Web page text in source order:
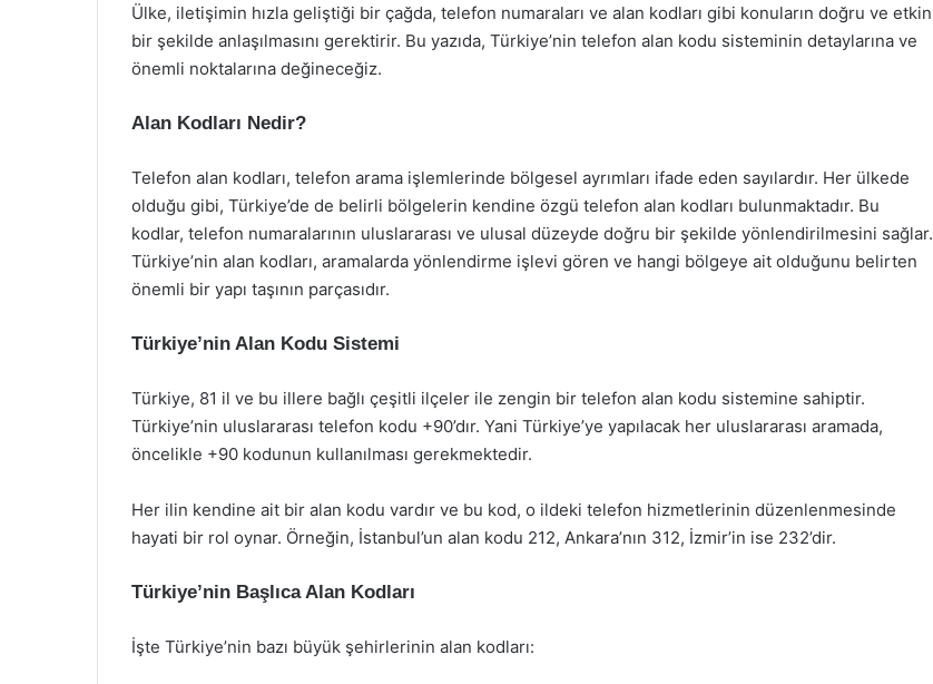
Ülke, iletişimin hızla geliştiği bir çağda, telefon numaraları ve alan kodları gibi konuların doğru ve etkin
bir şekilde anlaşılmasını gerektirir. Bu yazıda, Türkiye’nin telefon alan kodu sisteminin detaylarına ve
önemli noktalarına değineceğiz.
Alan Kodları Nedir?
Telefon alan kodları, telefon arama işlemlerinde bölgesel ayrımları ifade eden sayılardır. Her ülkede
olduğu gibi, Türkiye’de de belirli bölgelerin kendine özgü telefon alan kodları bulunmaktadır. Bu
kodlar, telefon numaralarının uluslararası ve ulusal düzeyde doğru bir şekilde yönlendirilmesini sağlar.
Türkiye’nin alan kodları, aramalarda yönlendirme işlevi gören ve hangi bölgeye ait olduğunu belirten
önemli bir yapı taşının parçasıdır.
Türkiye’nin Alan Kodu Sistemi
Türkiye, 81 il ve bu illere bağlı çeşitli ilçeler ile zengin bir telefon alan kodu sistemine sahiptir.
Türkiye’nin uluslararası telefon kodu +90’dır. Yani Türkiye’ye yapılacak her uluslararası aramada,
öncelikle +90 kodunun kullanılması gerekmektedir.
Her ilin kendine ait bir alan kodu vardır ve bu kod, o ildeki telefon hizmetlerinin düzenlenmesinde
hayati bir rol oynar. Örneğin, İstanbul’un alan kodu 212, Ankara’nın 312, İzmir’in ise 232’dir.
Türkiye’nin Başlıca Alan Kodları
İşte Türkiye’nin bazı büyük şehirlerinin alan kodları: